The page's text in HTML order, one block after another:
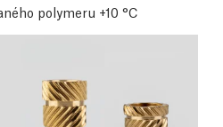
polymeru +10 °C